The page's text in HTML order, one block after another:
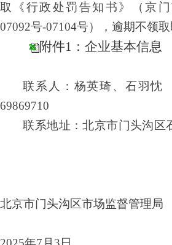
取《行政处罚告知书》（京门
07092号-07104号），逾期不领取
附件1：企业基本信息
联系人： 杨英琦、石羽忱
69869710
联系地址：北京市门头沟区
北京市门头沟 区市场监督管理局